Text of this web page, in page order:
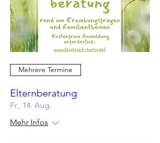
Mehrere Termine
Elternberatung
Fr., 14. Aug.
Mehr Infos